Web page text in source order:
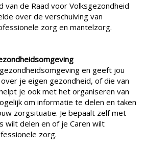
van de Raad voor Volksgezondheid
over de verschuiving van
zorg en mantelzorg.
en geeft jou
je eigen gezondheid, of die van
je ook met het organiseren van
om informatie te delen en taken
zorgsituatie. Je bepaalt zelf met
wilt delen en of je Caren wilt
zorg.